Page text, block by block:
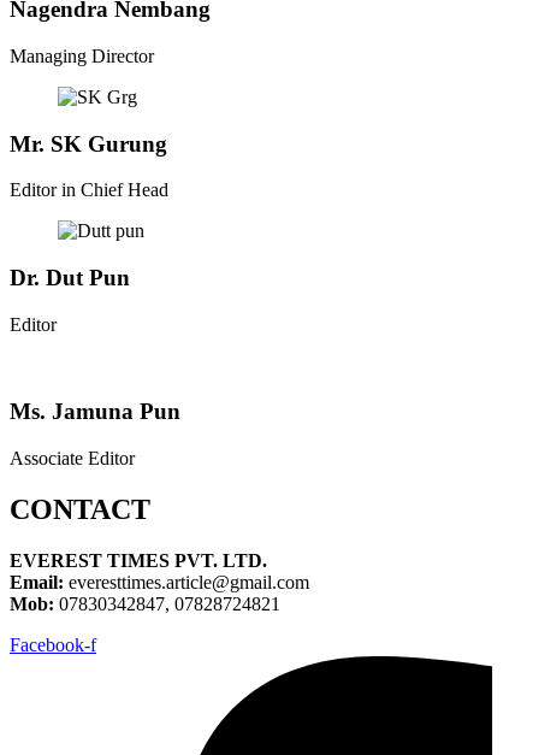
Nagendra Nembang
Managing Director
Mr. SK Gurung
Editor in Chief Head
Dr. Dut Pun
Editor
Ms. Jamuna Pun
Associate Editor
CONTACT
EVEREST TIMES PVT. LTD.
Email: everesttimes.article@gmail.com
Mob: 07830342847, 07828724821
Facebook-f